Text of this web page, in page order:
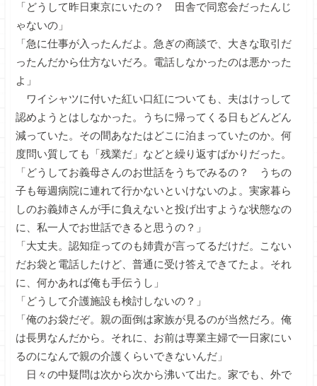
「どうして昨日東京にいたの？ 田舎で同窓会だったんじ
ゃないの」
「急に仕事が入ったんだよ。急ぎの商談で、大きな取引だ
ったんだから仕方ないだろ。電話しなかったのは悪かった
よ」
ワイシャツに付いた紅い口紅についても、夫はけっして
認めようとはしなかった。うちに帰ってくる日もどんどん
減っていた。その間あなたはどこに泊まっていたのか。何
度問い質しても「残業だ」などと繰り返すばかりだった。
「どうしてお義母さんのお世話をうちでみるの？ うちの
子も毎週病院に連れて行かないといけないのよ。実家暮ら
しのお義姉さんが手に負えないと投げ出すような状態なの
に、私一人でお世話できると思うの？」
「大丈夫。認知症ってのも姉貴が言ってるだけだ。こない
だお袋と電話したけど、普通に受け答えできてたよ。それ
に、何かあれば俺も手伝うし」
「どうして介護施設も検討しないの？」
「俺のお袋だぞ。親の面倒は家族が見るのが当然だろ。俺
は長男なんだから。それに、お前は専業主婦で一日家にい
るのになんで親の介護くらいできないんだ」
日々の中疑問は次から次から沸いて出た。家でも、外で